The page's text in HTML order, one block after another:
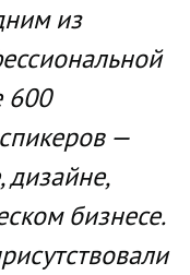
из
600
—
дизайне,
бизнесе.